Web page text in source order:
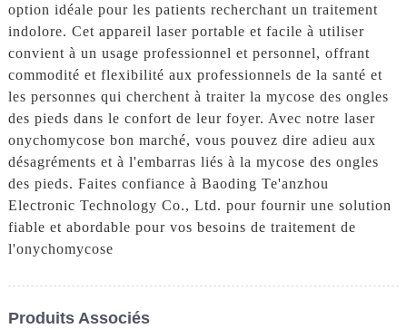
option idéale pour les patients recherchant un traitement
indolore. Cet appareil laser portable et facile à utiliser
convient à un usage professionnel et personnel, offrant
commodité et flexibilité aux professionnels de la santé et
les personnes qui cherchent à traiter la mycose des ongles
des pieds dans le confort de leur foyer. Avec notre laser
onychomycose bon marché, vous pouvez dire adieu aux
désagréments et à l'embarras liés à la mycose des ongles
des pieds. Faites confiance à Baoding Te'anzhou
Electronic Technology Co., Ltd. pour fournir une solution
fiable et abordable pour vos besoins de traitement de
l'onychomycose
Produits Associés